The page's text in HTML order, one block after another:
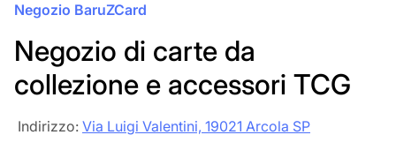
Negozio BaruZCard
Negozio di carte da
collezione e accessori TCG
‎‎ Indirizzo: Via Luigi Valentini, 19021 Arcola SP